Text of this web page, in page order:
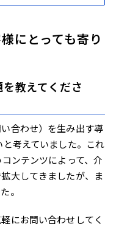
にとっても寄り
教えてくださ
合わせ）を生み出す導
考えていました。これ
ンテンツによって、介
大してきましたが、ま
。
にお問い合わせしてく